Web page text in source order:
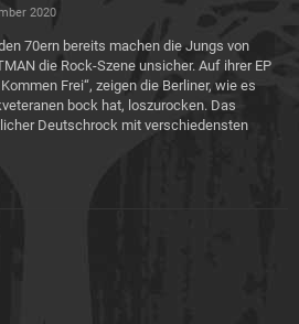
2020
70ern bereits machen die Jungs von
die Rock-Szene unsicher. Auf ihrer EP
Kommen Frei“, zeigen die Berliner, wie es
bock hat, loszurocken. Das
Deutschrock mit verschiedensten